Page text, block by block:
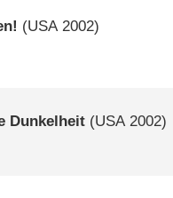
(USA2002)
Dunkelheit (USA2002)